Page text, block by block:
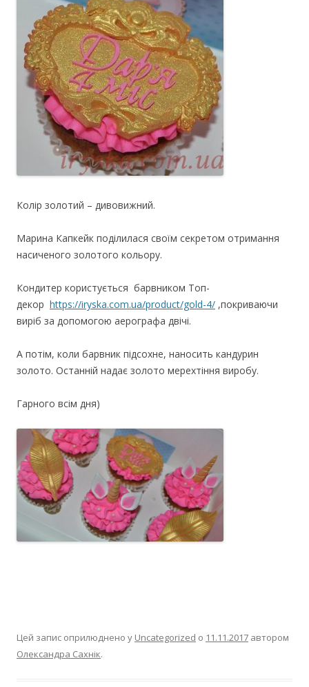
Колір золотий – дивовижний.
Марина Капкейк поділилася своїм секретом отримання
насиченого золотого кольору.
Кондитер користується барвником Топ-
декор https://iryska.com.ua/product/gold-4/ ,покриваючи
виріб за допомогою аерографа двічі.
А потім, коли барвник підсохне, наносить кандурин
золото. Останній надає золото мерехтіння виробу.
Гарного всім дня)
Цей запис оприлюднено у Uncategorized о 11.11.2017 автором
Олександра Сахнік.